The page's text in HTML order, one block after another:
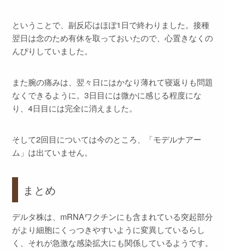
ということで、副反応はほぼ1日で終わりました。接種
翌日は念のため有休を取っておいたので、心置きなくの
んぴりしていました。
また腕の痛みは、翌々日にはかなり薄れて寝返りも問題
なくできるように。3日目には微かに感じる程度にな
り、4日目には完全に消えました。
そして2回目については今のところ、「モデルナアー
ム」は出ていません。
まとめ
デルタ株は、mRNAワクチンにも含まれている突起部分
がより細胞にくっつきやすいように変異しているらし
く、それが急激な感染拡大にも関係しているようです。